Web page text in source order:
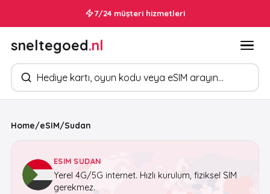
7/24 müşteri hizmetleri
sneltegoed.nl
Ürün arayın
Home/eSIM/Sudan
ESIM SUDAN
Yerel 4G/5G internet. Hızlı kurulum, fiziksel SIM
gerekmez.